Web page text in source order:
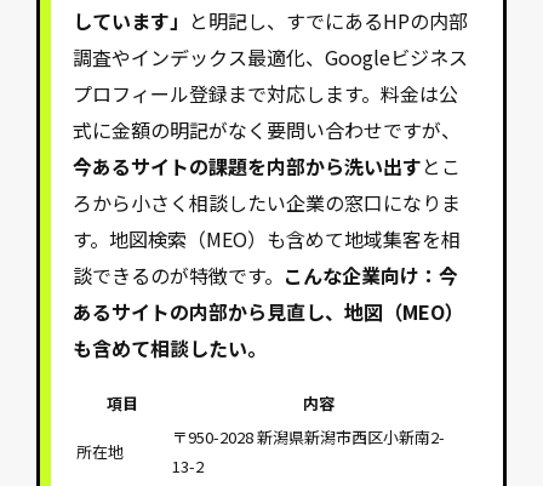
しています」 と明記し、すでにあるHPの内部
調査やインデックス最適化、Googleビジネス
プロフィール登録まで対応します。料金は公
式に金額の明記がなく要問い合わせですが、
今あるサイトの課題を内部から洗い出すとこ
ろから小さく相談したい企業の窓口になりま
す。地図検索（MEO）も含めて地域集客を相
談できるのが特徴です。 こんな企業向け：今
あるサイトの内部から見直し、地図（MEO）
も含めて相談したい。
項目 内容
所在地
〒950-2028 新潟県新潟市西区小新南2-
13-2